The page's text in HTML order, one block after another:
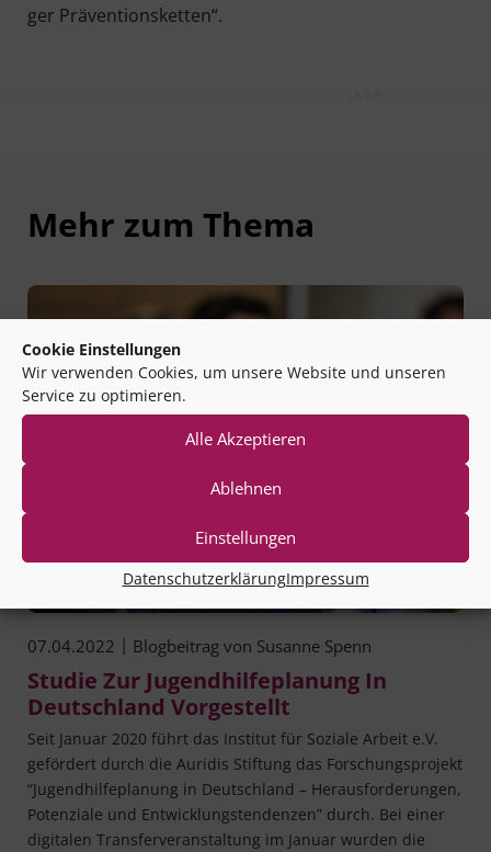
Cookie Einstellungen
Wir verwenden Cookies, um unsere Website und unseren
Service zu optimieren.
Alle Akzeptieren
Ablehnen
Einstellungen
DatenschutzerklärungImpressum
ger Präventionsketten“.
Mehr zum Thema
07.04.2022 | Blogbeitrag von Susanne Spenn
Studie Zur Jugendhilfeplanung In
Deutschland Vorgestellt
Seit Janu­ar 2020 führt das Insti­tut für Sozia­le Arbeit e.V.
geför­dert durch die Auri­dis Stif­tung das For­schungs­pro­jekt
“Jugend­hil­fe­pla­nung in Deutsch­land – Her­aus­for­de­run­gen,
Poten­zia­le und Ent­wick­lungs­ten­den­zen” durch. Bei einer
digi­ta­len Trans­fer­ver­an­stal­tung im Janu­ar wur­den die